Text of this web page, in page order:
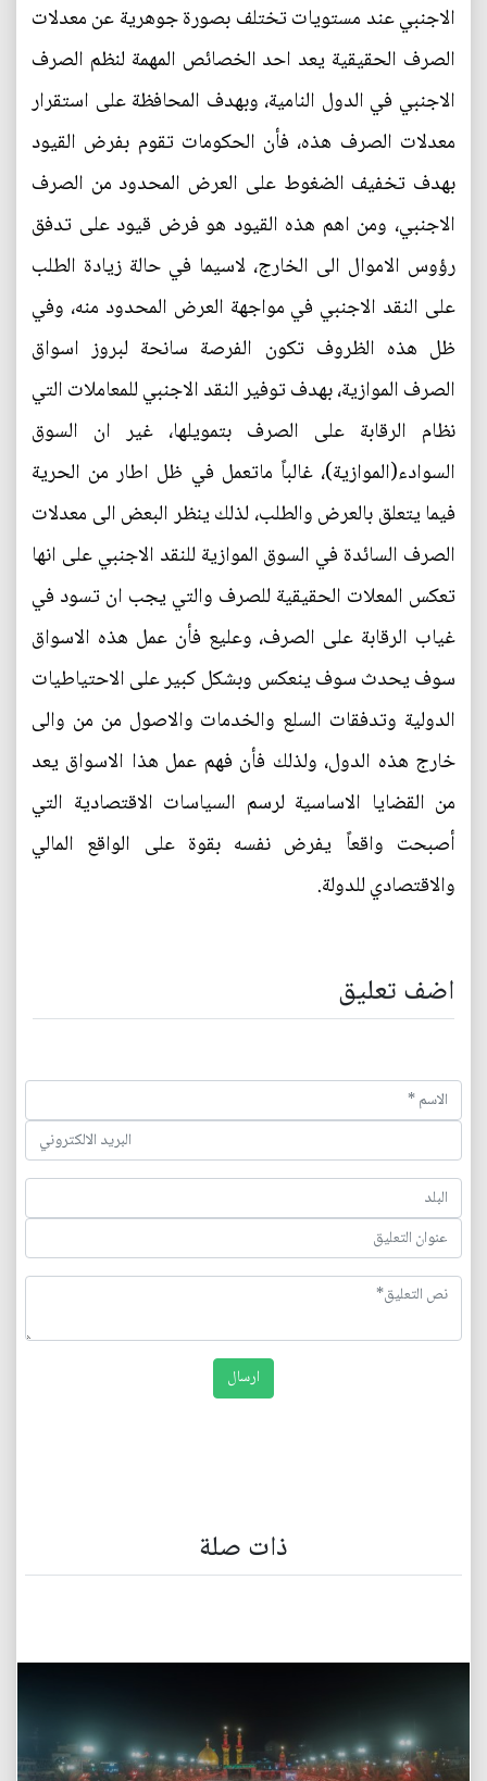
الاجنبي عند مستويات تختلف بصورة جوهرية عن معدلات
الصرف الحقيقية يعد احد الخصائص المهمة لنظم الصرف
الاجنبي في الدول النامية، وبهدف المحافظة على استقرار
معدلات الصرف هذه، فأن الحكومات تقوم بفرض القيود
بهدف تخفيف الضغوط على العرض المحدود من الصرف
الاجنبي، ومن اهم هذه القيود هو فرض قيود على تدفق
رؤوس الاموال الى الخارج، لاسيما في حالة زيادة الطلب
على النقد الاجنبي في مواجهة العرض المحدود منه، وفي
ظل هذه الظروف تكون الفرصة سانحة لبروز اسواق
الصرف الموازية، بهدف توفير النقد الاجنبي للمعاملات التي
نظام الرقابة على الصرف بتمويلها، غير ان السوق
السوادء(الموازية)، غالباً ماتعمل في ظل اطار من الحرية
فيما يتعلق بالعرض والطلب، لذلك ينظر البعض الى معدلات
الصرف السائدة في السوق الموازية للنقد الاجنبي على انها
تعكس المعلات الحقيقية للصرف والتي يجب ان تسود في
غياب الرقابة على الصرف، وعليع فأن عمل هذه الاسواق
سوف يحدث سوف ينعكس وبشكل كبير على الاحتياطيات
الدولية وتدفقات السلع والخدمات والاصول من من والى
خارج هذه الدول، ولذلك فأن فهم عمل هذا الاسواق يعد
من القضايا الاساسية لرسم السياسات الاقتصادية التي
أصبحت واقعاً يفرض نفسه بقوة على الواقع المالي
والاقتصادي للدولة.
اضف تعليق
ذات صلة